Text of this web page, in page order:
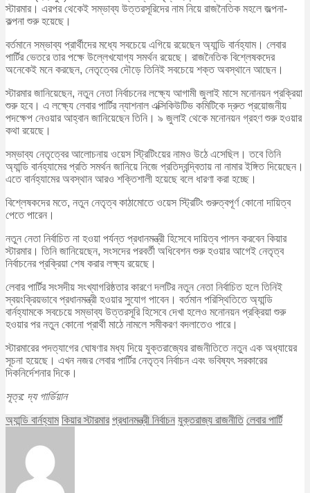
স্টারমার। এরপর থেকেই সম্ভাব্য উত্তরসূরিদের নাম নিয়ে রাজনৈতিক মহলে জল্পনা-
কল্পনা শুরু হয়েছে।
বর্তমানে সম্ভাব্য প্রার্থীদের মধ্যে সবচেয়ে এগিয়ে রয়েছেন অ্যান্ডি বার্নহ্যাম। লেবার
পার্টির ভেতরে তার পক্ষে উল্লেখযোগ্য সমর্থন রয়েছে। রাজনৈতিক বিশ্লেষকদের
অনেকেই মনে করছেন, নেতৃত্বের দৌড়ে তিনিই সবচেয়ে শক্ত অবস্থানে আছেন।
স্টারমার জানিয়েছেন, নতুন নেতা নির্বাচনের লক্ষ্যে আগামী জুলাই মাসে মনোনয়ন প্রক্রিয়া
শুরু হবে। এ লক্ষ্যে লেবার পার্টির ন্যাশনাল এক্সিকিউটিভ কমিটিকে দ্রুত প্রয়োজনীয়
পদক্ষেপ নেওয়ার আহ্বান জানিয়েছেন তিনি। ৯ জুলাই থেকে মনোনয়ন গ্রহণ শুরু হওয়ার
কথা রয়েছে।
সম্ভাব্য নেতৃত্বের আলোচনায় ওয়েস স্ট্রিটিংয়ের নামও উঠে এসেছিল। তবে তিনি
অ্যান্ডি বার্নহ্যামের প্রতি সমর্থন জানিয়ে নিজে প্রতিদ্বন্দ্বিতায় না নামার ইঙ্গিত দিয়েছেন।
এতে বার্নহ্যামের অবস্থান আরও শক্তিশালী হয়েছে বলে ধারণা করা হচ্ছে।
বিশ্লেষকদের মতে, নতুন নেতৃত্ব কাঠামোতে ওয়েস স্ট্রিটিং গুরুত্বপূর্ণ কোনো দায়িত্ব
পেতে পারেন।
নতুন নেতা নির্বাচিত না হওয়া পর্যন্ত প্রধানমন্ত্রী হিসেবে দায়িত্ব পালন করবেন কিয়ার
স্টারমার। তিনি জানিয়েছেন, সংসদের পরবর্তী অধিবেশন শুরু হওয়ার আগেই নেতৃত্ব
নির্বাচনের প্রক্রিয়া শেষ করার লক্ষ্য রয়েছে।
লেবার পার্টির সংসদীয় সংখ্যাগরিষ্ঠতার কারণে দলটির নতুন নেতা নির্বাচিত হলে তিনিই
স্বয়ংক্রিয়ভাবে প্রধানমন্ত্রী হওয়ার সুযোগ পাবেন। বর্তমান পরিস্থিতিতে অ্যান্ডি
বার্নহ্যামকে সবচেয়ে সম্ভাব্য উত্তরসূরি হিসেবে দেখা হলেও মনোনয়ন প্রক্রিয়া শুরু
হওয়ার পর নতুন কোনো প্রার্থী মাঠে নামলে সমীকরণ বদলাতেও পারে।
স্টারমারের পদত্যাগের ঘোষণার মধ্য দিয়ে যুক্তরাজ্যের রাজনীতিতে নতুন এক অধ্যায়ের
সূচনা হয়েছে। এখন নজর লেবার পার্টির নেতৃত্ব নির্বাচন এবং ভবিষ্যৎ সরকারের
দিকনির্দেশনার দিকে।
সূত্র: দ্য গার্ডিয়ান
অ্যান্ডি বার্নহ্যাম কিয়ার স্টারমার প্রধানমন্ত্রী নির্বাচন যুক্তরাজ্য রাজনীতি লেবার পার্টি